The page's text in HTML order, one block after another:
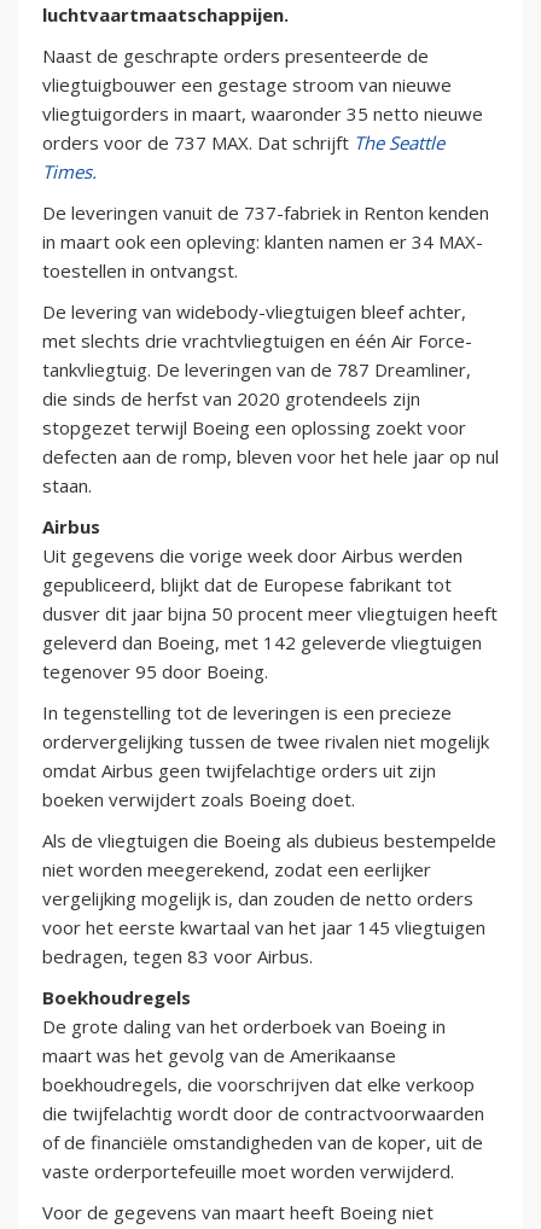
luchtvaartmaatschappijen.
Naast de geschrapte orders presenteerde de
vliegtuigbouwer een gestage stroom van nieuwe
vliegtuigorders in maart, waaronder 35 netto nieuwe
orders voor de 737 MAX. Dat schrijft The Seattle
Times.
De leveringen vanuit de 737-fabriek in Renton kenden
in maart ook een opleving: klanten namen er 34 MAX-
toestellen in ontvangst.
De levering van widebody-vliegtuigen bleef achter,
met slechts drie vrachtvliegtuigen en één Air Force-
tankvliegtuig. De leveringen van de 787 Dreamliner,
die sinds de herfst van 2020 grotendeels zijn
stopgezet terwijl Boeing een oplossing zoekt voor
defecten aan de romp, bleven voor het hele jaar op nul
staan.
Airbus
Uit gegevens die vorige week door Airbus werden
gepubliceerd, blijkt dat de Europese fabrikant tot
dusver dit jaar bijna 50 procent meer vliegtuigen heeft
geleverd dan Boeing, met 142 geleverde vliegtuigen
tegenover 95 door Boeing.
In tegenstelling tot de leveringen is een precieze
ordervergelijking tussen de twee rivalen niet mogelijk
omdat Airbus geen twijfelachtige orders uit zijn
boeken verwijdert zoals Boeing doet.
Als de vliegtuigen die Boeing als dubieus bestempelde
niet worden meegerekend, zodat een eerlijker
vergelijking mogelijk is, dan zouden de netto orders
voor het eerste kwartaal van het jaar 145 vliegtuigen
bedragen, tegen 83 voor Airbus.
Boekhoudregels
De grote daling van het orderboek van Boeing in
maart was het gevolg van de Amerikaanse
boekhoudregels, die voorschrijven dat elke verkoop
die twijfelachtig wordt door de contractvoorwaarden
of de financiële omstandigheden van de koper, uit de
vaste orderportefeuille moet worden verwijderd.
Voor de gegevens van maart heeft Boeing niet